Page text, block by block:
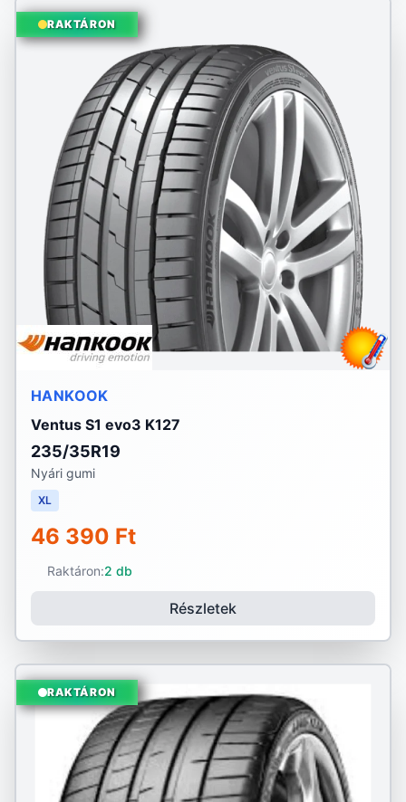
RAKTÁRON
HANKOOK
Ventus S1 evo3 K127
235/35R19
Nyári gumi
XL
46 390 Ft
Raktáron:2 db
Részletek
RAKTÁRON